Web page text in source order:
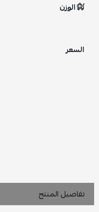
الوزن
السعر
تفاصيل المنتج